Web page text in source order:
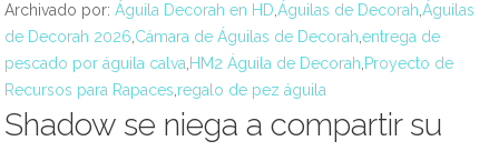
Archivado por: Águila Decorah en HD Águilas de Decorah Águilas
de Decorah 2026 Cámara de Águilas de Decorah entrega de
pescado por águila calva HM2 Águila de Decorah Proyecto de
Recursos para Rapaces regalo de pez águila
Shadow se niega a compartir su